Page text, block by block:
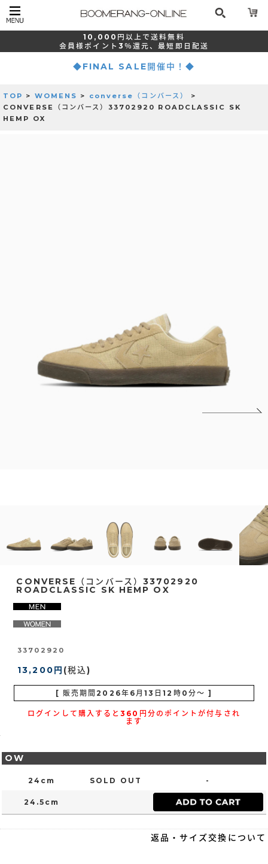
10,000 円以上で送料無料
会員様ポイント 3％還元、最短 即日配送
◆FINAL SALE開催中！◆
TOP > WOMENS > converse（コンバース）
>
CONVERSE（コンバース）33702920 ROADCLASSIC SK
HEMP OX
CONVERSE（コンバース）33702920
ROADCLASSIC SK HEMP OX
33702920
13,200円 (税込)
ログインして購入すると360円分のポイントが付与され
ます
[ 販売期間2026年6月13日12時0分～ ]
OW
24cm SOLD OUT -
24.5cm
返品・サイズ交換について